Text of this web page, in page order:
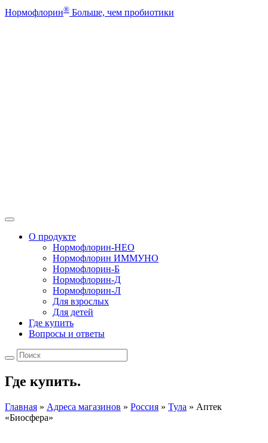
Нормофлорин® Больше, чем пробиотики
О продукте
Нормофлорин-НЕО
Нормофлорин ИММУНО
Нормофлорин-Б
Нормофлорин-Д
Нормофлорин-Л
Для взрослых
Для детей
Где купить
Вопросы и ответы
Где купить.
Главная » Адреса магазинов » Россия » Тула » Аптек
«Биосфера»